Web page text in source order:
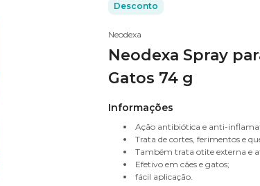
Desconto
Neodexa
Neodexa Spray
Gatos 74 g
Informações
Ação antibiótica e anti-
Trata de cortes, ferimentos e
Também trata otite externa e
Efetivo em cães e gatos;
fácil aplicação.